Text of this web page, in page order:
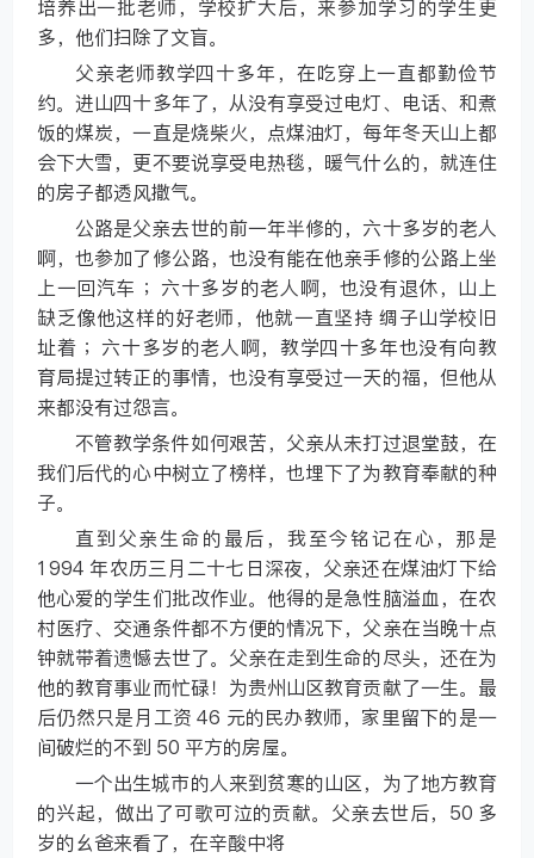
培养出一批老师，学校扩大后，来参加学习的学生更
多，他们扫除了文盲。
父亲老师教学四十多年，在吃穿上一直都勤俭节
约。进山四十多年了，从没有享受过电灯、电话、和煮
饭的煤炭，一直是烧柴火，点煤油灯，每年冬天山上都
会下大雪，更不要说享受电热毯，暖气什么的，就连住
的房子都透风撒气。
公路是父亲去世的前一年半修的，六十多岁的老人
啊，也参加了修公路，也没有能在他亲手修的公路上坐
上一回汽车 ；六十多岁的老人啊，也没有退休，山上
缺乏像他这样的好老师，他就一直坚持 绸子山学校旧
址着 ；六十多岁的老人啊，教学四十多年也没有向教
育局提过转正的事情，也没有享受过一天的福，但他从
来都没有过怨言。
不管教学条件如何艰苦，父亲从未打过退堂鼓，在
我们后代的心中树立了榜样，也埋下了为教育奉献的种
子。
直到父亲生命的最后，我至今铭记在心，那是
1994 年农历三月二十七日深夜，父亲还在煤油灯下给
他心爱的学生们批改作业。他得的是急性脑溢血，在农
村医疗、交通条件都不方便的情况下，父亲在当晚十点
钟就带着遗憾去世了。父亲在走到生命的尽头，还在为
他的教育事业而忙碌！为贵州山区教育贡献了一生。最
后仍然只是月工资 46 元的民办教师，家里留下的是一
间破烂的不到 50 平方的房屋。
一个出生城市的人来到贫寒的山区，为了地方教育
的兴起，做出了可歌可泣的贡献。父亲去世后，50 多
岁的幺爸来看了，在辛酸中将